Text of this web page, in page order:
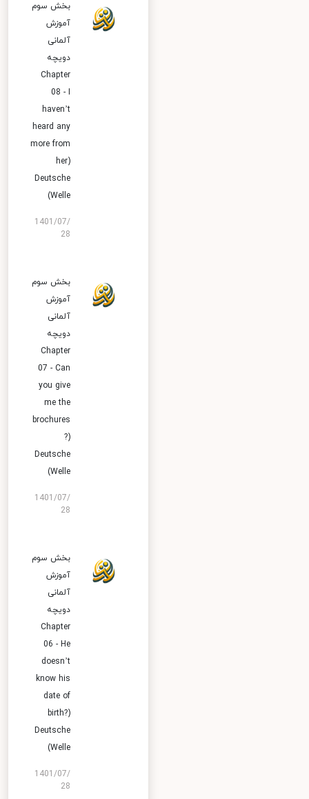
بخش سوم
آموزش
آلمانی
دویچه
Chapter
08 - I
haven’t
heard any
more from
her)
Deutsche
Welle)
1401/07/
28
بخش سوم
آموزش
آلمانی
دویچه
Chapter
07 - Can
you give
me the
brochures
Deutsche
Welle)
1401/07/
28
بخش سوم
آموزش
آلمانی
دویچه
Chapter
06 - He
doesn’t
know his
date of
birth?)
Deutsche
Welle)
1401/07/
28